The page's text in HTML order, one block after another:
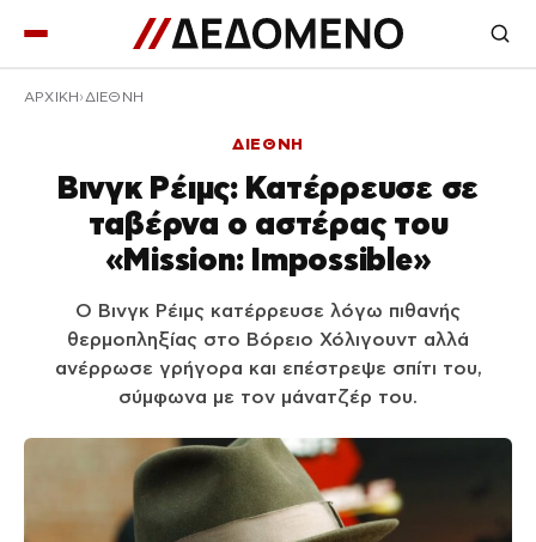
ΑΡΧΙΚΉ ΔΙΕΘΝΗ
ΔΙΕΘΝΗ
Βινγκ Ρέιμς: Κατέρρευσε σε
ταβέρνα ο αστέρας του
«Mission: Impossible»
Ο Βινγκ Ρέιμς κατέρρευσε λόγω πιθανής
θερμοπληξίας στο Βόρειο Χόλιγουντ αλλά
ανέρρωσε γρήγορα και επέστρεψε σπίτι του,
σύμφωνα με τον μάνατζέρ του.